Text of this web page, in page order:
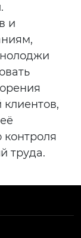
и
контроля
труда.